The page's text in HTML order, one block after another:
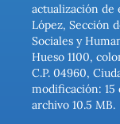
actualización de
López, Sección
Sociales y
Hueso 1100,
C.P. 04960,
modificación:
archivo 10.5 MB.